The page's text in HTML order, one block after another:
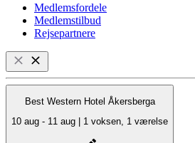
Medlemsfordele
Medlemstilbud
Rejsepartnere
Best Western Hotel Åkersberga
10 aug - 11 aug | 1 voksen, 1 værelse